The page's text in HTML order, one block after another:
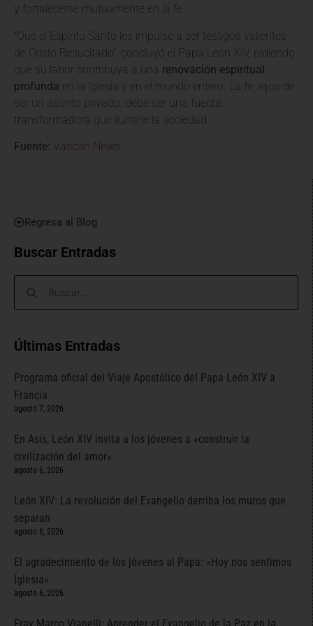
Regresa al Blog
Buscar Entradas
Últimas Entradas
Programa oficial del Viaje Apostólico del Papa León XIV a
Francia
agosto 7, 2026
En Asís, León XIV invita a los jóvenes a «construir la
civilización del amor»
agosto 6, 2026
León XIV: La revolución del Evangelio derriba los muros que
separan
agosto 6, 2026
El agradecimiento de los jóvenes al Papa: «Hoy nos sentimos
Iglesia»
agosto 6, 2026
y fortalecerse mutuamente en la fe.
“Que el Espíritu Santo les impulse a ser testigos valientes
de Cristo Resucitado”, concluyó el Papa León XIV, pidiendo
que su labor contribuya a una renovación espiritual
profunda en la Iglesia y en el mundo entero. La fe, lejos de
ser un asunto privado, debe ser una fuerza
transformadora que ilumine la sociedad.
Fuente: Vatican News